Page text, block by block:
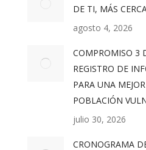
DE TI, MÁS
agosto 4, 2026
COMPROMISO 3
REGISTRO DE
PARA UNA
POBLACIÓN
julio 30, 2026
CRONOGRAMA